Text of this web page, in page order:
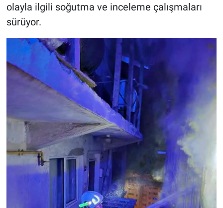
olayla ilgili soğutma ve inceleme çalışmaları
sürüyor.